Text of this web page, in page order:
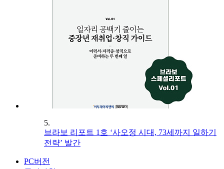
5.
브라보 리포트 1호 ‘사오정 시대, 73세까지 일하기
전략’ 발간
PC버전